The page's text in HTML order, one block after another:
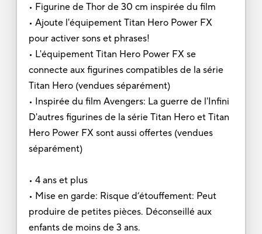
• Figurine de Thor de 30 cm inspirée du film
• Ajoute l'équipement Titan Hero Power FX
pour activer sons et phrases!
• L'équipement Titan Hero Power FX se
connecte aux figurines compatibles de la série
Titan Hero (vendues séparément)
• Inspirée du film Avengers: La guerre de l'Infini
D'autres figurines de la série Titan Hero et Titan
Hero Power FX sont aussi offertes (vendues
séparément)
• 4 ans et plus
• Mise en garde: Risque d’étouffement: Peut
produire de petites pièces. Déconseillé aux
enfants de moins de 3 ans.